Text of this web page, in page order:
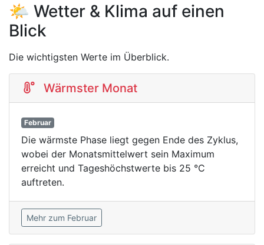
🌤️ Wetter & Klima auf einen
Blick
Die wichtigsten Werte im Überblick.
Wärmster Monat
Februar
Die wärmste Phase liegt gegen Ende des Zyklus,
wobei der Monatsmittelwert sein Maximum
erreicht und Tageshöchstwerte bis 25 °C
auftreten.
Mehr zum Februar